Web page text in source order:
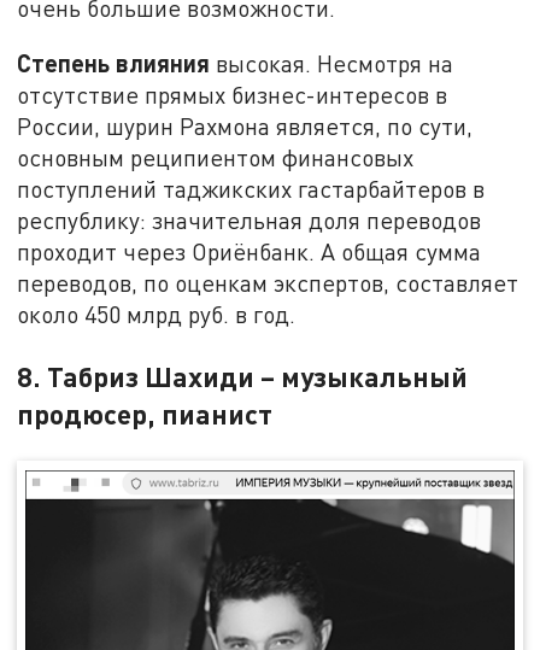
очень большие возможности.
Степень влияния высокая. Несмотря на
отсутствие прямых бизнес-интересов в
России, шурин Рахмона является, по сути,
основным реципиентом финансовых
поступлений таджикских гастарбайтеров в
республику: значительная доля переводов
проходит через Ориёнбанк. А общая сумма
переводов, по оценкам экспертов, составляет
около 450 млрд руб. в год.
8. Табриз Шахиди – музыкальный
продюсер, пианист